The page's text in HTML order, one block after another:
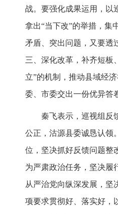
战。要强化成果运用，以
拿出“当下改”的举措，集
矛盾、突出问题，又要透
三、深化改革，补齐短板
立”的机制，推动县域经
委、市委交出一份优异答
秦飞表示，巡视组反
公正，沽源县委诚恳认领
位，坚决抓好反馈问题整
为严肃政治任务，坚决履
从严治党向纵深发展，坚
项要求贯彻好、落实好，